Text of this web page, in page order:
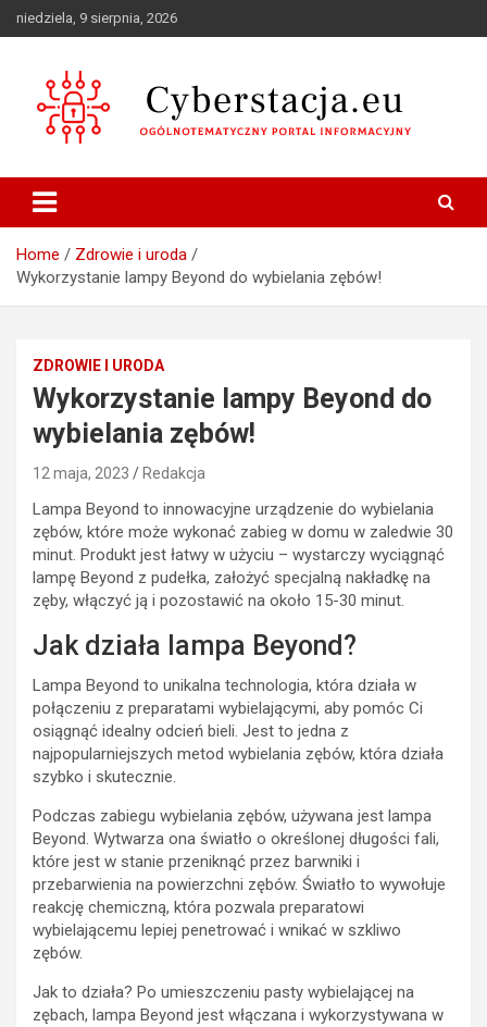
Skip
to
niedziela, 9 sierpnia, 2026
Cyberstacja.eu
Home
Zdrowie i uroda
Wykorzystanie lampy Beyond do wybielania zębów!
ZDROWIE I URODA
Wykorzystanie lampy Beyond do
wybielania zębów!
12 maja, 2023 Redakcja
Lampa Beyond to innowacyjne urządzenie do wybielania
zębów, które może wykonać zabieg w domu w zaledwie 30
minut. Produkt jest łatwy w użyciu – wystarczy wyciągnąć
lampę Beyond z pudełka, założyć specjalną nakładkę na
zęby, włączyć ją i pozostawić na około 15-30 minut.
Jak działa lampa Beyond?
Lampa Beyond to unikalna technologia, która działa w
połączeniu z preparatami wybielającymi, aby pomóc Ci
osiągnąć idealny odcień bieli. Jest to jedna z
najpopularniejszych metod wybielania zębów, która działa
szybko i skutecznie.
Podczas zabiegu wybielania zębów, używana jest lampa
Beyond. Wytwarza ona światło o określonej długości fali,
które jest w stanie przeniknąć przez barwniki i
przebarwienia na powierzchni zębów. Światło to wywołuje
reakcję chemiczną, która pozwala preparatowi
wybielającemu lepiej penetrować i wnikać w szkliwo
zębów.
Jak to działa? Po umieszczeniu pasty wybielającej na
zębach, lampa Beyond jest włączana i wykorzystywana w